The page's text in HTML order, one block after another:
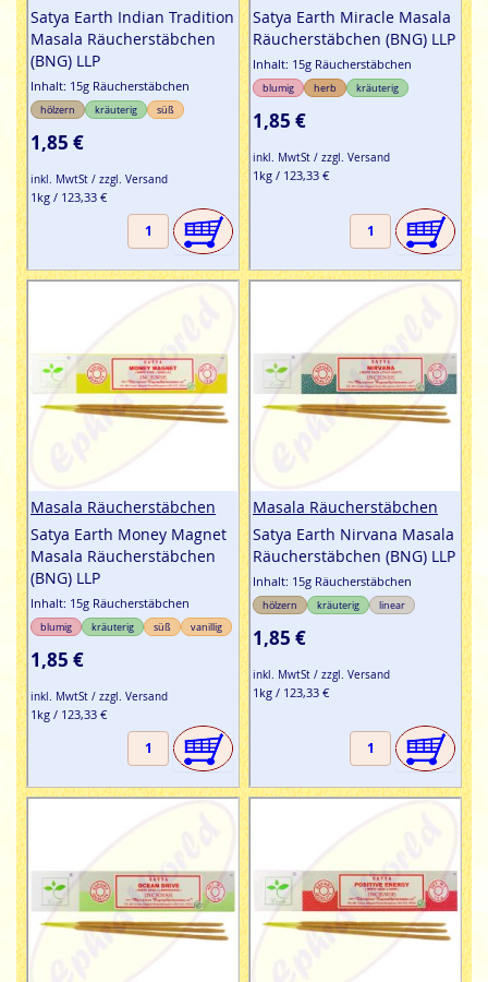
Satya Earth Indian Tradition
Masala Räucherstäbchen
(BNG) LLP
Inhalt: 15g Räucherstäbchen
hölzern kräuterig süß
1,85 €
inkl. MwtSt / zzgl. Versand
1kg / 123,33 €
Satya Earth Miracle Masala
Räucherstäbchen (BNG) LLP
Inhalt: 15g Räucherstäbchen
blumig herb kräuterig
1,85 €
inkl. MwtSt / zzgl. Versand
1kg / 123,33 €
Masala Räucherstäbchen
Satya Earth Money Magnet
Masala Räucherstäbchen
(BNG) LLP
Inhalt: 15g Räucherstäbchen
blumig kräuterig süß vanillig
1,85 €
inkl. MwtSt / zzgl. Versand
1kg / 123,33 €
Masala Räucherstäbchen
Satya Earth Nirvana Masala
Räucherstäbchen (BNG) LLP
Inhalt: 15g Räucherstäbchen
hölzern kräuterig linear
1,85 €
inkl. MwtSt / zzgl. Versand
1kg / 123,33 €